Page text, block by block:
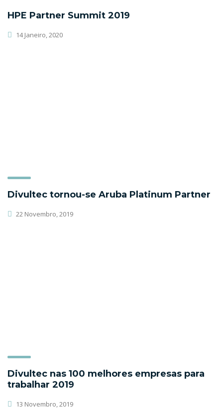
HPE Partner Summit 2019
14 Janeiro, 2020
Divultec tornou-se Aruba Platinum Partner
22 Novembro, 2019
Divultec nas 100 melhores empresas para
trabalhar 2019
13 Novembro, 2019